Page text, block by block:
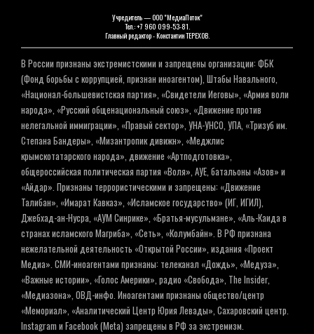
Учредитель — ООО "МедиаПоток"
Тел.: +7 960 099-53-81.
Главный редактор - Константин ТЕРЕХОВ.
В России признаны экстремистскими и запрещены организации: ФБК
(Фонд борьбы с коррупцией, признан иноагентом), Штабы Навального,
«Национал-большевистская партия», «Свидетели Иеговы», «Армия воли
народа», «Русский общенациональный союз», «Движение против
нелегальной иммиграции», «Правый сектор», УНА-УНСО, УПА, «Тризуб им.
Степана Бандеры», «Мизантропик дивижн», «Меджлис
крымскотатарского народа», движение «Артподготовка»,
общероссийская политическая партия «Воля», АУЕ, батальоны «Азов» и
«Айдар». Признаны террористическими и запрещены: «Движение
Талибан», «Имарат Кавказ», «Исламское государство» (ИГ, ИГИЛ),
Джебхад-ан-Нусра, «АУМ Синрике», «Братья-мусульмане», «Аль-Каида в
странах исламского Магриба», «Сеть», «Колумбайн». В РФ признана
нежелательной деятельность «Открытой России», издания «Проект
Медиа». СМИ-иноагентами признаны: телеканал «Дождь», «Медуза»,
«Важные истории», «Голос Америки», радио «Свобода», The Insider,
«Медиазона», ОВД-инфо. Иноагентами признаны общество/центр
«Мемориал», «Аналитический Центр Юрия Левады», Сахаровский центр.
Instagram и Facebook (Metа) запрещены в РФ за экстремизм.